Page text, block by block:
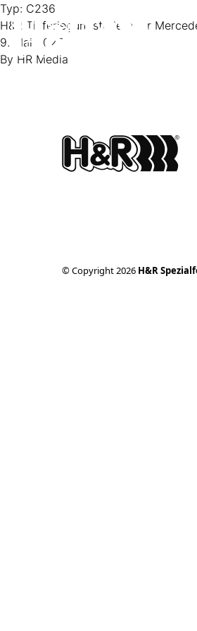
Zum Inhalt springen
Typ: C236
H&R Tieferlegungsfedern für
9. Mai 2025
By HR Media
© Copyright 2026 H&R